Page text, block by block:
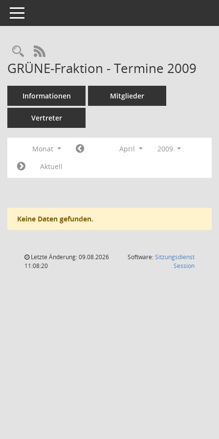
Toggle navigation
Rechercheauswahl
RSS-Feed
GRÜNE-Fraktion - Termine 2009
Informationen Mitglieder
Vertreter
Monat April
2009
Aktuell
Keine Daten gefunden.
Letzte Änderung: 09.08.2026
11:08:20
Software:Sitzungsdienst
Session(Wird in